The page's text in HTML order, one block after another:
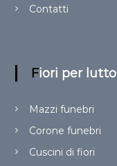
Contatti
Fiori per lutto
Mazzi funebri
Corone funebri
Cuscini di fiori